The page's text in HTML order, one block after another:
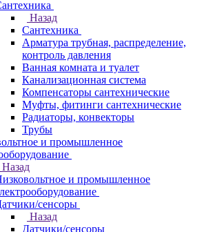
Назад
Сантехника
Арматура трубная, распределение,
контроль давления
Ванная комната и туалет
Канализационная система
Компенсаторы сантехнические
Муфты, фитинги сантехнические
Радиаторы, конвекторы
Трубы
и промышленное
Назад
и промышленное
сенсоры
Назад
Датчики/сенсоры